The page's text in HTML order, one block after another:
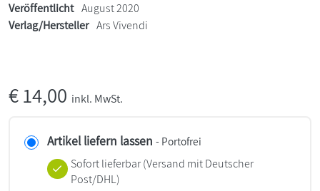
Veröffentlicht August 2020
Verlag/Hersteller Ars Vivendi
€14,00 inkl. MwSt.
Artikel liefern lassen - Portofrei
Sofort lieferbar(Versand mit Deutscher
Post/DHL)